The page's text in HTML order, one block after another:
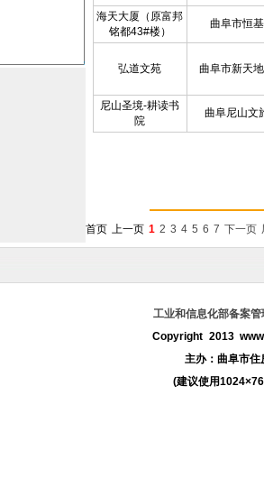
海天大厦（原富邦
铭都43#楼）
曲阜市恒
弘道文苑 曲阜市新天
尼山圣境-耕读书
院
曲阜尼山文
首页 上一页 1 2 3 4 5 6 7 下一页
工业和信息化部备案
Copyright 2013
主办： 曲阜市住
(建议使用